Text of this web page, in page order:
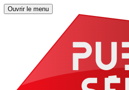
Ouvrir le menu